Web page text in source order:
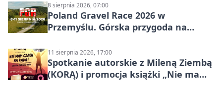
8 sierpnia 2026, 07:00
Poland Gravel Race 2026 w
Przemyślu. Górska przygoda na
11 sierpnia 2026, 17:00
Spotkanie autorskie z Mileną Ziembą
(KORĄ) i promocja książki „Nie mam